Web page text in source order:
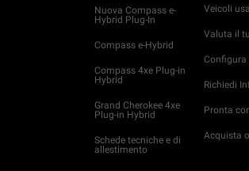
Nuova Compass e-
Hybrid Plug-In
Compass e-Hybrid
Compass 4xe Plug-in
Hybrid
Grand Cherokee 4xe
Plug-in Hybrid
Schede tecniche e di
allestimento
Veicoli
Valuta il
Configura
Richiedi
Pronta
Acquista